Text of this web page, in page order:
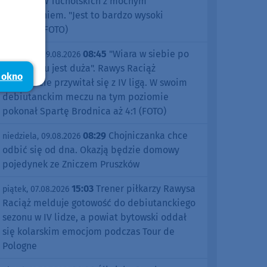
zakończeniem. "Jest to bardzo wysoki
poziom" (FOTO)
niedziela, 09.08.2026 08:45 "Wiara w siebie po
tym meczu jest duża". Rawys Raciąż
znakomicie przywitał się z IV ligą. W swoim
debiutanckim meczu na tym poziomie
pokonał Spartę Brodnica aż 4:1 (FOTO)
niedziela, 09.08.2026 08:29 Chojniczanka chce
odbić się od dna. Okazją będzie domowy
pojedynek ze Zniczem Pruszków
piątek, 07.08.2026 15:03 Trener piłkarzy Rawysa
Raciąż melduje gotowość do debiutanckiego
sezonu w IV lidze, a powiat bytowski oddał
się kolarskim emocjom podczas Tour de
Pologne